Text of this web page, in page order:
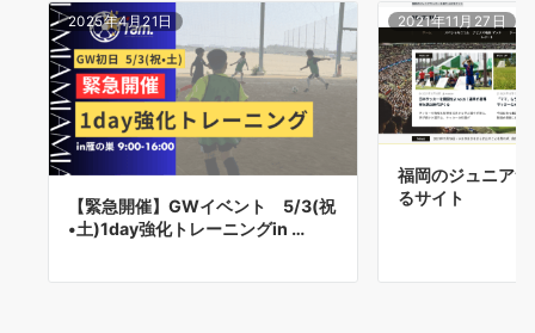
2025年4月21日
【緊急開催】GWイベント 5/3(祝
•土)1day強化トレーニングin …
2021年11月27日
福岡のジュニア
るサイト